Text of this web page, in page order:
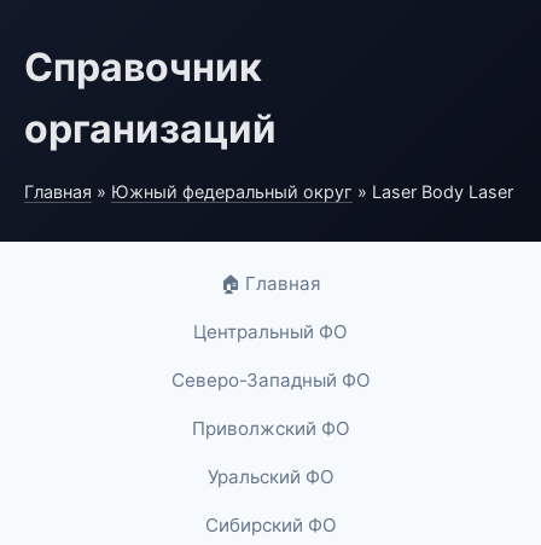
Справочник
организаций
Главная » Южный федеральный округ » Laser Body Laser
🏠 Главная
Центральный ФО
Северо-Западный ФО
Приволжский ФО
Уральский ФО
Сибирский ФО